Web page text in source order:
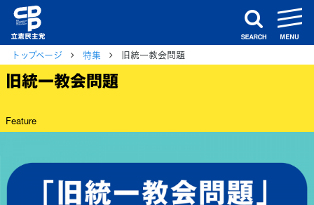
search
トップページ 特集 旧統一教会問題
旧統一教会問題
Feature